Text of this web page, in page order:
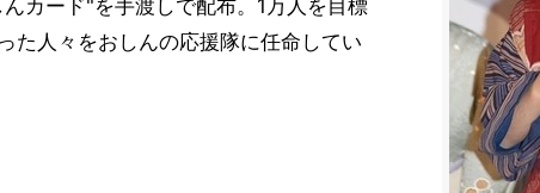
カード"を手渡しで配布。1万人を目標
た人々をおしんの応援隊に任命してい